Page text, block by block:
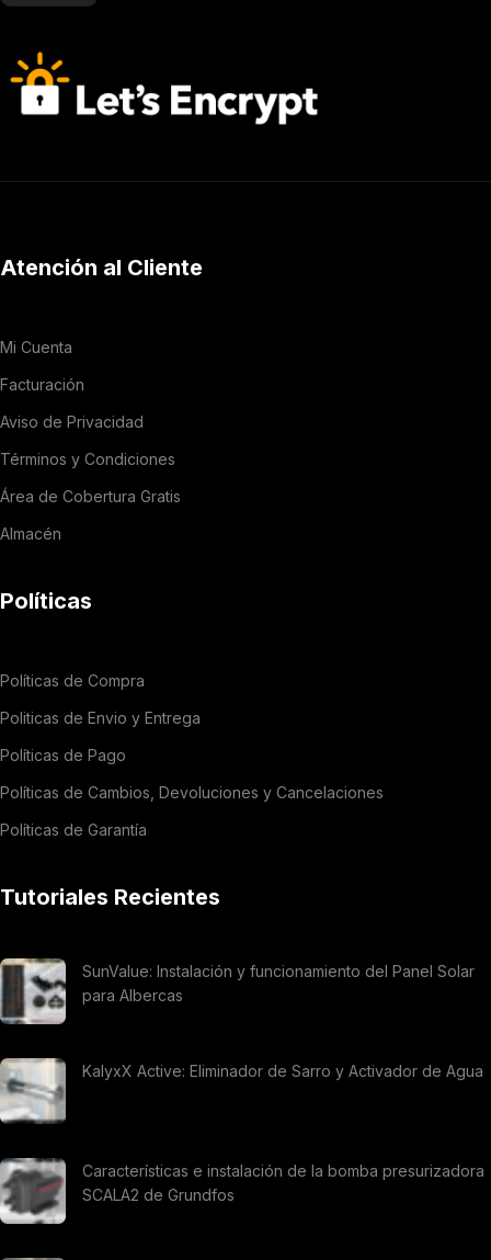
Atención al Cliente
Mi Cuenta
Facturación
Aviso de Privacidad
Términos y Condiciones
Área de Cobertura Gratis
Almacén
Políticas
Políticas de Compra
Politicas de Envio y Entrega
Políticas de Pago
Políticas de Cambios, Devoluciones y Cancelaciones
Políticas de Garantía
Tutoriales Recientes
SunValue: Instalación y funcionamiento del Panel Solar
para Albercas
KalyxX Active: Eliminador de Sarro y Activador de Agua
Características e instalación de la bomba presurizadora
SCALA2 de Grundfos